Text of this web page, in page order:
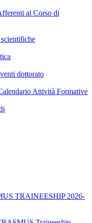
al Corso di
dottorato
Attività Formative
TRAINEESHIP 2026-